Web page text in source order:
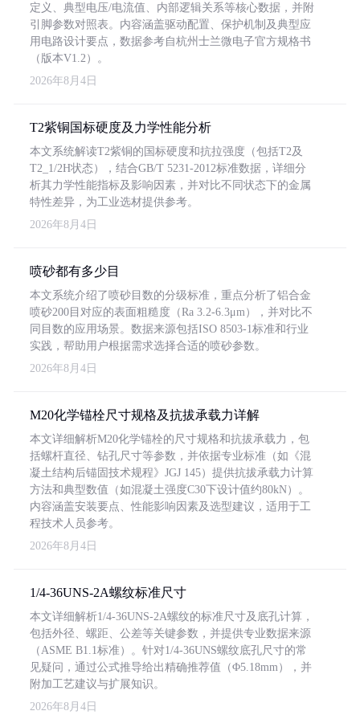
定义、典型电压/电流值、内部逻辑关系等核心数据，并附
引脚参数对照表。内容涵盖驱动配置、保护机制及典型应
用电路设计要点，数据参考自杭州士兰微电子官方规格书
（版本V1.2）。
2026年8月4日
T2紫铜国标硬度及力学性能分析
本文系统解读T2紫铜的国标硬度和抗拉强度（包括T2及
T2_1/2H状态），结合GB/T 5231-2012标准数据，详细分
析其力学性能指标及影响因素，并对比不同状态下的金属
特性差异，为工业选材提供参考。
2026年8月4日
喷砂都有多少目
本文系统介绍了喷砂目数的分级标准，重点分析了铝合金
喷砂200目对应的表面粗糙度（Ra 3.2-6.3μm），并对比不
同目数的应用场景。数据来源包括ISO 8503-1标准和行业
实践，帮助用户根据需求选择合适的喷砂参数。
2026年8月4日
M20化学锚栓尺寸规格及抗拔承载力详解
本文详细解析M20化学锚栓的尺寸规格和抗拔承载力，包
括螺杆直径、钻孔尺寸等参数，并依据专业标准（如《混
凝土结构后锚固技术规程》JGJ 145）提供抗拔承载力计算
方法和典型数值（如混凝土强度C30下设计值约80kN）。
内容涵盖安装要点、性能影响因素及选型建议，适用于工
程技术人员参考。
2026年8月4日
1/4-36UNS-2A螺纹标准尺寸
本文详细解析1/4-36UNS-2A螺纹的标准尺寸及底孔计算，
包括外径、螺距、公差等关键参数，并提供专业数据来源
（ASME B1.1标准）。针对1/4-36UNS螺纹底孔尺寸的常
见疑问，通过公式推导给出精确推荐值（Φ5.18mm），并
附加工艺建议与扩展知识。
2026年8月4日